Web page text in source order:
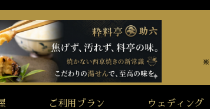
※
ご利用プラン ウェディング